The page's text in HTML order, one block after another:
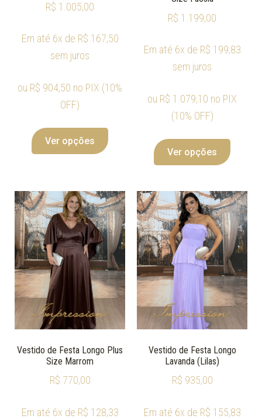
R$ 1.005,00
Em até 6x de R$ 167,50
sem juros
ou R$ 904,50 no PIX (10%
OFF)
Ver opções
R$ 1.199,00
Em até 6x de R$ 199,83
sem juros
ou R$ 1.079,10 no PIX
(10% OFF)
Ver opções
Vestido de Festa Longo Plus
Size Marrom
R$ 770,00
Em até 6x de R$ 128,33
Vestido de Festa Longo
Lavanda (Lilas)
R$ 935,00
Em até 6x de R$ 155,83